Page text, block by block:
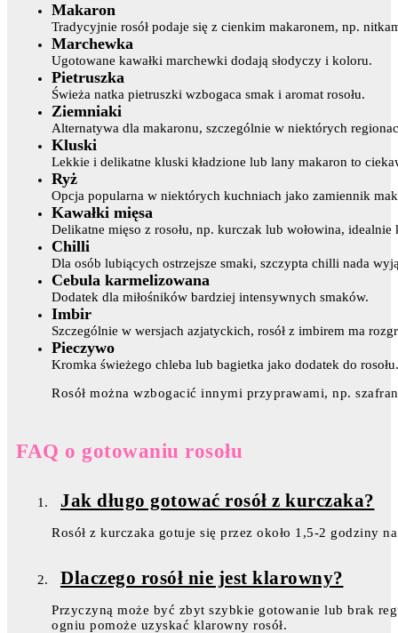
Makaron
Tradycyjnie rosół podaje się z cienkim makaronem, np.
Marchewka
Ugotowane kawałki marchewki dodają słodyczy i koloru.
Pietruszka
Świeża natka pietruszki wzbogaca smak i aromat rosołu.
Ziemniaki
Alternatywa dla makaronu, szczególnie w niektórych
Kluski
Lekkie i delikatne kluski kładzione lub lany makaron to
Ryż
Opcja popularna w niektórych kuchniach jako zamiennik
Kawałki mięsa
Delikatne mięso z rosołu, np. kurczak lub wołowina, idealnie
Chilli
Dla osób lubiących ostrzejsze smaki, szczypta chilli nada
Cebula karmelizowana
Dodatek dla miłośników bardziej intensywnych smaków.
Imbir
Szczególnie w wersjach azjatyckich, rosół z imbirem ma
Pieczywo
Kromka świeżego chleba lub bagietka jako dodatek do rosołu.
Rosół można wzbogacić innymi przyprawami, np.
FAQ o gotowaniu rosołu
Jak długo gotować rosół z kurczaka?
Rosół z kurczaka gotuje się przez około 1,5-2 godziny
Dlaczego rosół nie jest klarowny?
Przyczyną może być zbyt szybkie gotowanie lub brak
ogniu pomoże uzyskać klarowny rosół.